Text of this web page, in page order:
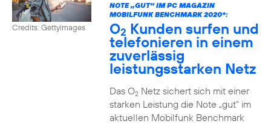
Credits: Gettyimages
NOTE „GUT“ IM PC MAGAZIN
MOBILFUNK BENCHMARK 2020*:
O2 Kunden surfen und
telefonieren in einem
zuverlässig
leistungsstarken Netz
Das O2Netz sichert sich mit einer
starken Leistung die Note „gut“ im
aktuellen Mobilfunk Benchmark